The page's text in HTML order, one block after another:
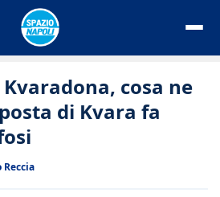
cosa ne
di Kvara fa
Reccia